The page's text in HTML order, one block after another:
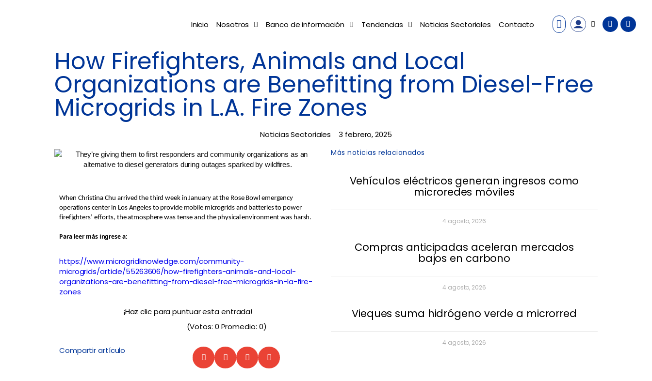
Inicio Nosotros Banco de información Tendencias Noticias Sectoriales Contacto
How Firefighters, Animals and Local
Organizations are Benefitting from Diesel-Free
Microgrids in L.A. Fire Zones
Noticias Sectoriales 3 febrero, 2025
When Christina Chu arrived the third week in January at the Rose Bowl emergency
operations center in Los Angeles to provide mobile microgrids and batteries to power
firefighters’ efforts, the atmosphere was tense and the physical environment was harsh.
Para leer más ingrese a:
https://www.microgridknowledge.com/community-
microgrids/article/55263606/how-firefighters-animals-and-local-
organizations-are-benefitting-from-diesel-free-microgrids-in-la-fire-
zones
¡Haz clic para puntuar esta entrada!
(Votos: 0 Promedio: 0)
Compartir artículo
Más noticias relacionados
Vehículos eléctricos generan ingresos como
microredes móviles
4 agosto, 2026
Compras anticipadas aceleran mercados
bajos en carbono
4 agosto, 2026
Vieques suma hidrógeno verde a microrred
4 agosto, 2026